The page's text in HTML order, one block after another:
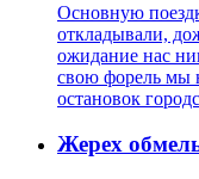
Основную
откладывали,
ожидание нас
свою форель мы
остановок
Жерех